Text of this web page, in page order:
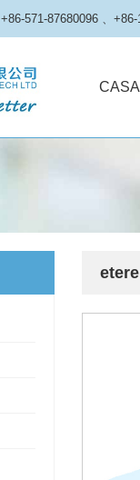
+86-571-87680096 、
CASA